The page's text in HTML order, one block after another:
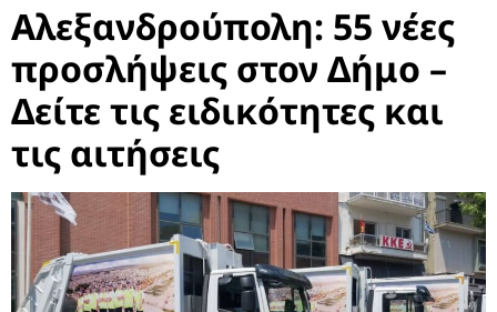
Αλεξανδρούπολη: 55 νέες
προσλήψεις στον Δήμο –
Δείτε τις ειδικότητες και
τις αιτήσεις